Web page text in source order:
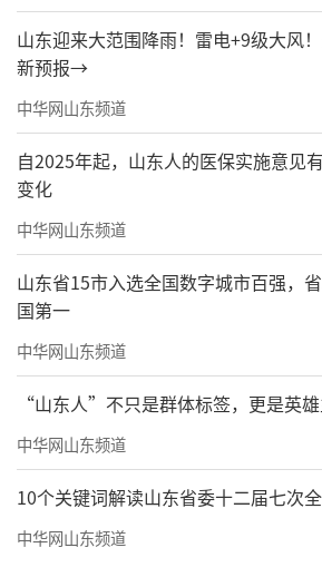
山东迎来大范围降雨！雷电+9级大风
新预报→
中华网山东频道
自2025年起，山东人的医保实施意见
变化
中华网山东频道
山东省15市入选全国数字城市百强，
国第一
中华网山东频道
“山东人”不只是群体标签，更是英
中华网山东频道
10个关键词解读山东省委十二届七次
中华网山东频道